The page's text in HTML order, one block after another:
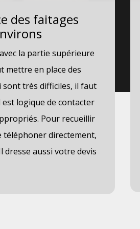
des faitages
la partie supérieure
mettre en place des
très difficiles, il faut
logique de contacter
Pour recueillir
téléphoner directement,
dresse aussi votre devis